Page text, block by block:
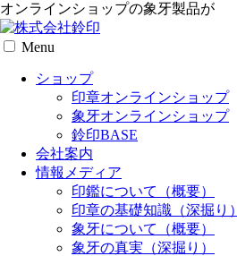
オンラインショップの象牙製品が
Menu
ショップ
印章オンラインショップ
象牙オンラインショップ
鈴印BASE
会社案内
情報メディア
印鑑について（概要）
印章の基礎知識（深掘り）
象牙について（概要）
象牙の真実（深掘り）